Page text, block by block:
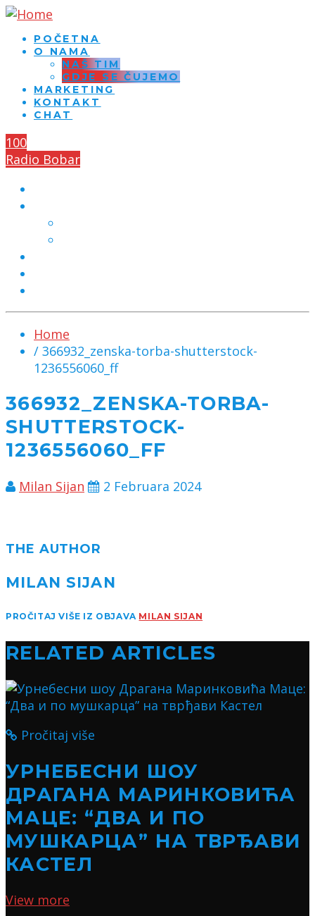
POČETNA
O NAMA
NAŠ TIM
GDJE SE ČUJEMO
MARKETING
KONTAKT
CHAT
100
Radio Bobar
Home
/ 366932_zenska-torba-shutterstock-
1236556060_ff
366932_ZENSKA-TORBA-
SHUTTERSTOCK-
1236556060_FF
Milan Sijan 2 Februara 2024
THE AUTHOR
MILAN SIJAN
PROČITAJ VIŠE IZ OBJAVA MILAN SIJAN
RELATED ARTICLES
Pročitaj više
УРНЕБЕСНИ ШОУ
ДРАГАНА МАРИНКОВИЋА
МАЦЕ: “ДВА И ПО
МУШКАРЦА” НА ТВРЂАВИ
КАСТЕЛ
View more